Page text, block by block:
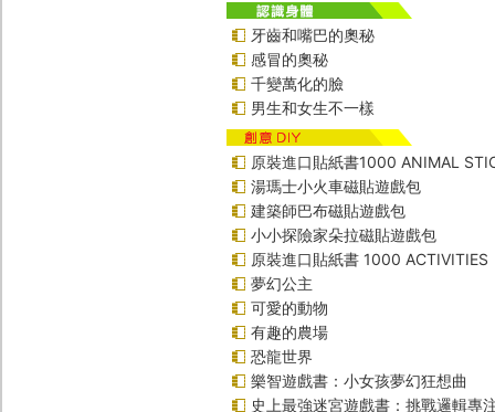
牙齒和嘴巴的奧秘
感冒的奧秘
千變萬化的臉
男生和女生不一樣
原裝進口貼紙書1000 ANIMAL
湯瑪士小火車磁貼遊戲包
建築師巴布磁貼遊戲包
小小探險家朵拉磁貼遊戲包
原裝進口貼紙書 1000 ACTIVITIES
夢幻公主
可愛的動物
有趣的農場
恐龍世界
樂智遊戲書：小女孩夢幻狂想曲
史上最強迷宮遊戲書：挑戰邏輯專